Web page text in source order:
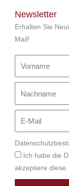
Newsletter
Erhalten Sie
Mail!
Ich habe die
akzeptiere diese.